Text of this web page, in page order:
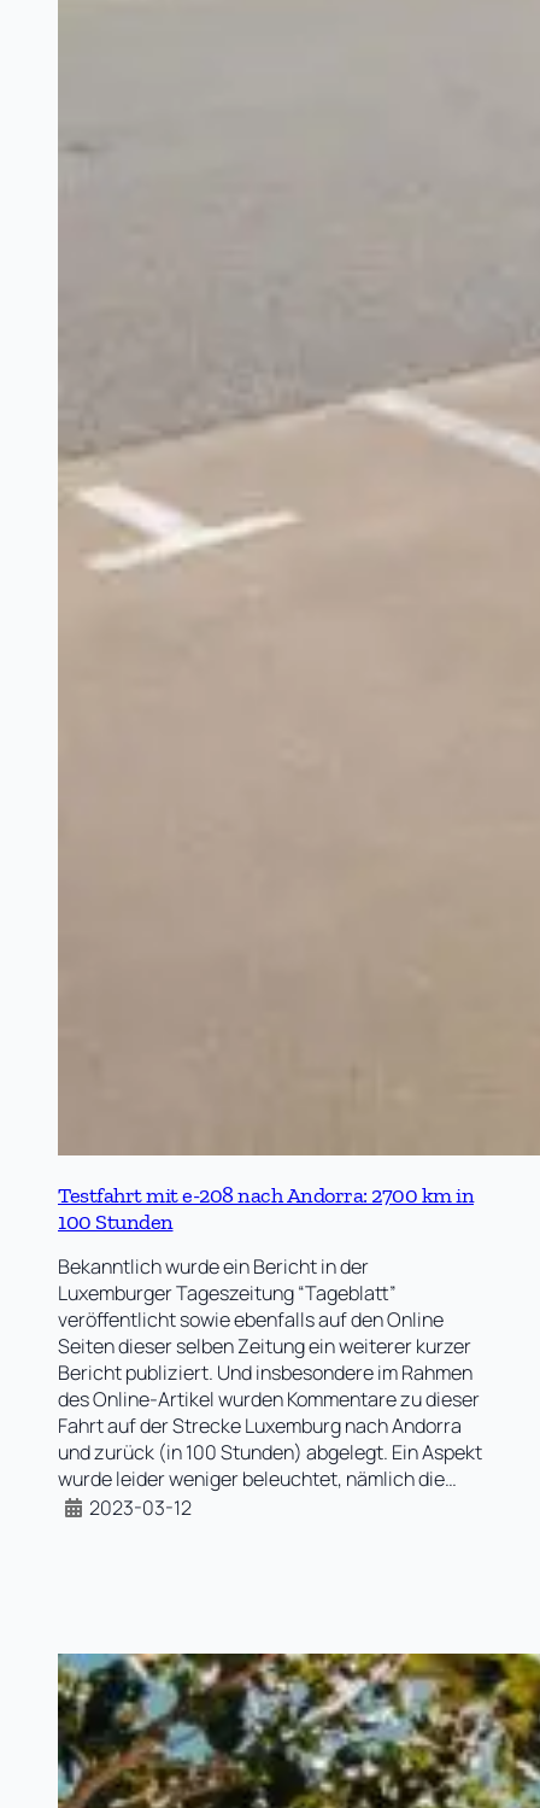
Testfahrt mit e-208 nach Andorra: 2700 km in
100 Stunden
Bekanntlich wurde ein Bericht in der
Luxemburger Tageszeitung “Tageblatt”
veröffentlicht sowie ebenfalls auf den Online
Seiten dieser selben Zeitung ein weiterer kurzer
Bericht publiziert. Und insbesondere im Rahmen
des Online-Artikel wurden Kommentare zu dieser
Fahrt auf der Strecke Luxemburg nach Andorra
und zurück (in 100 Stunden) abgelegt. Ein Aspekt
wurde leider weniger beleuchtet, nämlich die…
2023-03-12